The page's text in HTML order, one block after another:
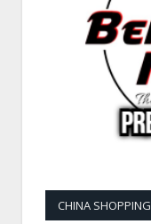
CHINA SHOPPING